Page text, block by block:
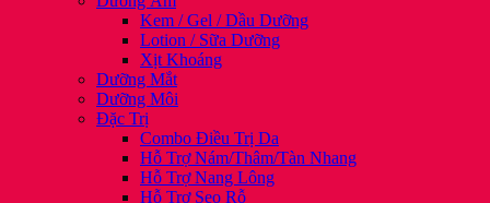
Kem / Gel / Dầu Dưỡng
Lotion / Sữa Dưỡng
Xịt Khoáng
Dưỡng Mắt
Dưỡng Môi
Đặc Trị
Combo Điều Trị Da
Hỗ Trợ Nám/Thâm/Tàn Nhang
Hỗ Trợ Nang Lông
Hỗ Trợ Sẹo Rỗ